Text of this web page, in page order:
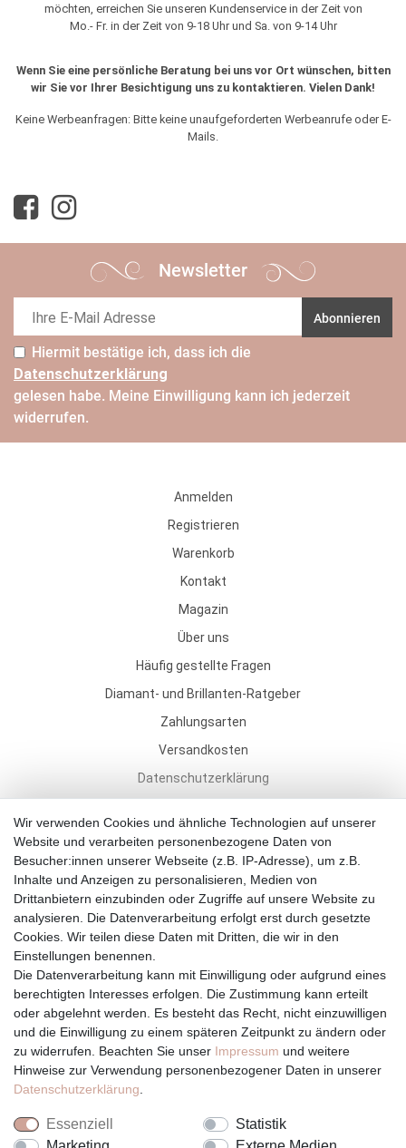
möchten, erreichen Sie unseren Kundenservice in der Zeit von
Mo.- Fr. in der Zeit von 9-18 Uhr und Sa. von 9-14 Uhr
Wenn Sie eine persönliche Beratung bei uns vor Ort wünschen, bitten
wir Sie vor Ihrer Besichtigung uns zu kontaktieren. Vielen Dank!
Keine Werbeanfragen: Bitte keine unaufgeforderten Werbeanrufe oder E-
Mails.
Newsletter
Abonnieren
Hiermit bestätige ich, dass ich die
Daten­schutz­erklärung
gelesen habe. Meine Einwilligung kann ich jederzeit
widerrufen.
Anmelden
Registrieren
Warenkorb
Kontakt
Magazin
Über uns
Häufig gestellte Fragen
Diamant- und Brillanten-Ratgeber
Zahlungsarten
Versandkosten
Datenschutzerklärung
AGB
Impressum
Barrierefreiheitserklärung
Vertrag widerrufen
Wir verwenden Cookies und ähnliche Technologien auf unserer
Website und verarbeiten personenbezogene Daten von
Besucher:innen unserer Webseite (z.B. IP-Adresse), um z.B.
Inhalte und Anzeigen zu personalisieren, Medien von
Drittanbietern einzubinden oder Zugriffe auf unsere Website zu
analysieren. Die Datenverarbeitung erfolgt erst durch gesetzte
Cookies. Wir teilen diese Daten mit Dritten, die wir in den
Einstellungen benennen.
Die Datenverarbeitung kann mit Einwilligung oder aufgrund eines
berechtigten Interesses erfolgen. Die Zustimmung kann erteilt
oder abgelehnt werden. Es besteht das Recht, nicht einzuwilligen
und die Einwilligung zu einem späteren Zeitpunkt zu ändern oder
zu widerrufen. Beachten Sie unser Impressum und weitere
Hinweise zur Verwendung personenbezogener Daten in unserer
Daten­schutz­erklärung
Essenziell
Statistik